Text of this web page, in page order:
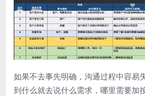
如果不去事先明确，沟通过程中容易
到什么就去说什么需求，哪里需要加